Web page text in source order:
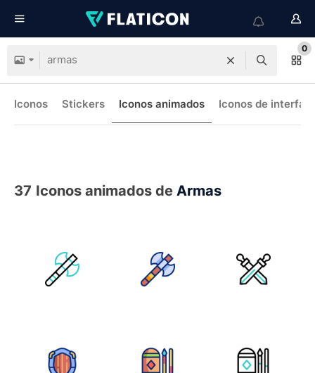
0
Iconos Stickers Iconos animados Iconos de interfaz
37 Iconos animados de Armas